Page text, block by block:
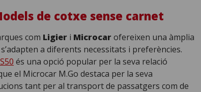
de cotxe sense carnet
com Ligier i Microcarofereixen una àmplia
a diferents necessitats i preferències.
és una opció popular per la seva relació
el Microcar M.Go destaca per la seva
tant per al transport de passatgers com de